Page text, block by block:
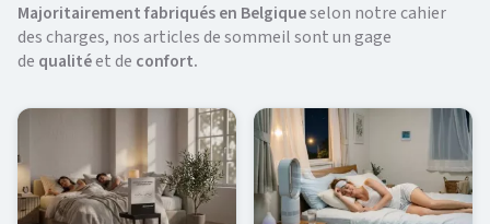
Majoritairement fabriqués en Belgiqueselon notre cahier
des charges, nos articles de sommeil sont un gage
de qualitéet de confort.